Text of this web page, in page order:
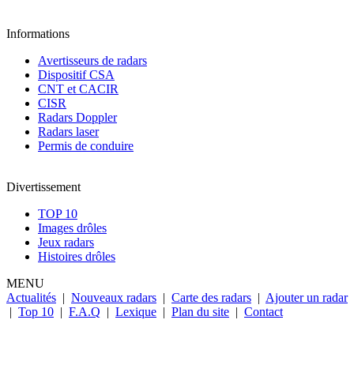
Informations
Avertisseurs de radars
Dispositif CSA
CNT et CACIR
CISR
Radars Doppler
Radars laser
Permis de conduire
Divertissement
TOP 10
Images drôles
Jeux radars
Histoires drôles
MENU
Actualités | Nouveaux radars | Carte des radars | Ajouter un radar
| Top 10 | F.A.Q | Lexique | Plan du site | Contact